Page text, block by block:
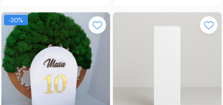
-30%